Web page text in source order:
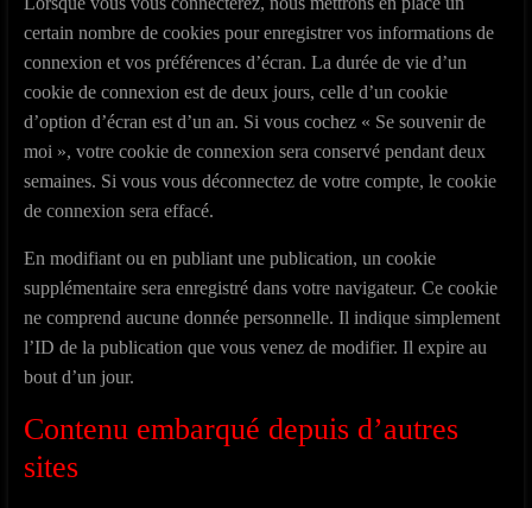
certain nombre de cookies pour enregistrer vos informations de
connexion et vos préférences d’écran. La durée de vie d’un
cookie de connexion est de deux jours, celle d’un cookie
d’option d’écran est d’un an. Si vous cochez « Se souvenir de
moi », votre cookie de connexion sera conservé pendant deux
semaines. Si vous vous déconnectez de votre compte, le cookie
de connexion sera effacé.
En modifiant ou en publiant une publication, un cookie
supplémentaire sera enregistré dans votre navigateur. Ce cookie
ne comprend aucune donnée personnelle. Il indique simplement
l’ID de la publication que vous venez de modifier. Il expire au
bout d’un jour.
Contenu embarqué depuis d’autres
sites